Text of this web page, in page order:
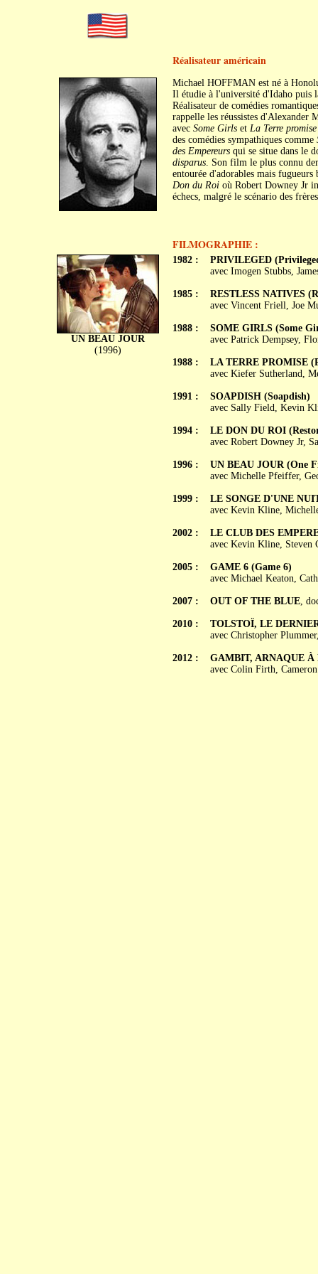
Réalisateur américain
Michael HOFFMAN est né à
Il étudie à l'université d'Idaho puis
Réalisateur de comédies
rappelle les réussistes d'Alexander
avec Some Girlset La Terre promise
des comédies sympathiques comme
des Empereursqui se situe dans le
disparus. Son film le plus connu
entourée d'adorables mais
Don du Roioù Robert Downey Jr
échecs, malgré le scénario des
FILMOGRAPHIE :
UN BEAU JOUR
(1996)
1982 :
1985 :
1988 :
1988 :
1991 :
1994 :
1996 :
1999 :
2002 :
2005 :
2007 :
2010 :
2012 :
PRIVILEGED
avec Imogen Stubbs,
RESTLESS NATIVES
avec Vincent Friell, Joe
SOME GIRLS (Some
avec Patrick Dempsey,
LA TERRE PROMISE
avec Kiefer Sutherland,
SOAPDISH (Soapdish)
avec Sally Field, Kevin
LE DON DU ROI
avec Robert Downey Jr,
UN BEAU JOUR (One
avec Michelle Pfeiffer,
LE SONGE D'UNE
avec Kevin Kline,
LE CLUB DES
avec Kevin Kline, Steven
GAME 6 (Game 6)
avec Michael Keaton,
OUT OF THE BLUE,
TOLSTOÏ, LE
avec Christopher
GAMBIT, ARNAQUE
avec Colin Firth,